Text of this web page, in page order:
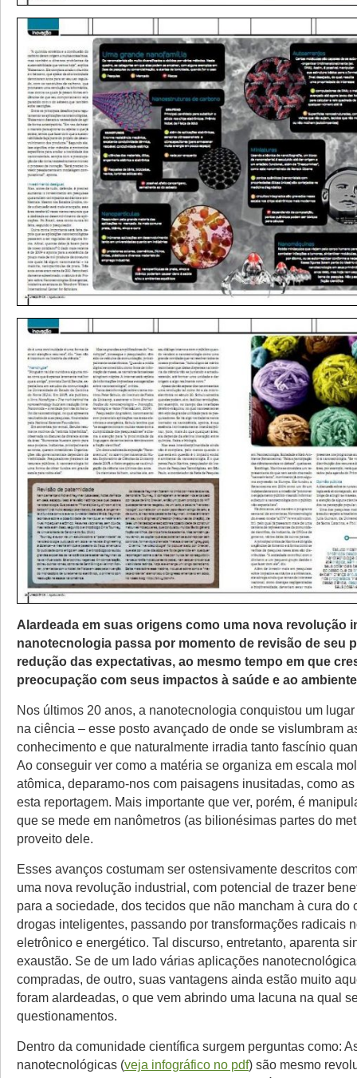
Alardeada em suas origens como uma nova revolução
nanotecnologia passa por momento de revisão de seu
redução das expectativas, ao mesmo tempo em que
preocupação com seus impactos à saúde e ao ambiente
Nos últimos 20 anos, a nanotecnologia conquistou um
na ciência – esse posto avançado de onde se vislumbram
conhecimento e que naturalmente irradia tanto fascínio
Ao conseguir ver como a matéria se organiza em escala
atômica, deparamo-nos com paisagens inusitadas, como
esta reportagem. Mais importante que ver, porém, é
que se mede em nanômetros (as bilionésimas partes do
proveito dele.
Esses avanços costumam ser ostensivamente descritos
uma nova revolução industrial, com potencial de trazer
para a sociedade, dos tecidos que não mancham à cura do
drogas inteligentes, passando por transformações radicais
eletrônico e energético. Tal discurso, entretanto, aparenta
exaustão. Se de um lado várias aplicações
compradas, de outro, suas vantagens ainda estão muito
foram alardeadas, o que vem abrindo uma lacuna na qual
questionamentos.
Dentro da comunidade científica surgem perguntas como:
nanotecnológicas (veja infográfico no pdf) são mesmo